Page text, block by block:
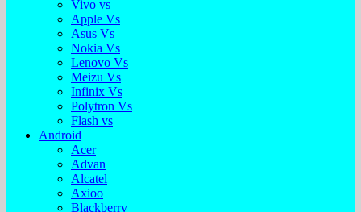
Vivo vs
Apple Vs
Asus Vs
Nokia Vs
Lenovo Vs
Meizu Vs
Infinix Vs
Polytron Vs
Flash vs
Android
Acer
Advan
Alcatel
Axioo
Blackberry